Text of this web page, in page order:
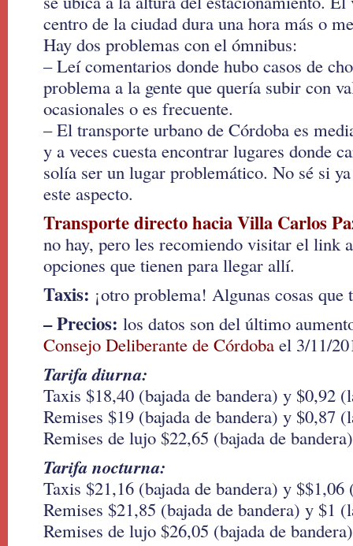
centro de la ciudad dura una hora más o
Hay dos problemas con el ómnibus:
– Leí comentarios donde hubo casos de
problema a la gente que quería subir con
ocasionales o es frecuente.
– El transporte urbano de Córdoba es
y a veces cuesta encontrar lugares donde
solía ser un lugar problemático. No sé si
este aspecto.
Transporte directo hacia Villa Carlos
no hay, pero les recomiendo visitar el link
opciones que tienen para llegar allí.
Taxis: ¡otro problema! Algunas cosas que
– Precios: los datos son del último
Consejo Deliberante de Córdoba el 3/11/
Tarifa diurna:
Taxis $18,40 (bajada de bandera) y $0,92
Remises $19 (bajada de bandera) y $0,87
Remises de lujo $22,65 (bajada de
Tarifa nocturna:
Taxis $21,16 (bajada de bandera) y
Remises $21,85 (bajada de bandera) y $1
Remises de lujo $26,05 (bajada de